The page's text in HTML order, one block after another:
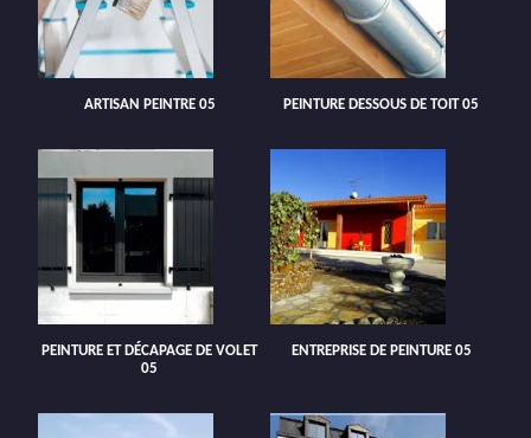
ARTISAN PEINTRE 05 PEINTURE DESSOUS DE TOIT 05
PEINTURE ET DÉCAPAGE DE VOLET
05
ENTREPRISE DE PEINTURE 05